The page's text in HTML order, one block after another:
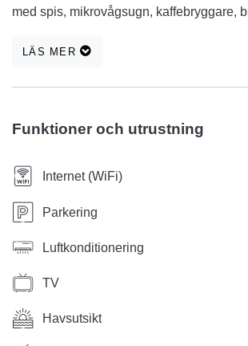
med spis, mikrovågsugn, kaffebryggare,
kilometer cykel- och trimspår, rik natur
LÄS MER
Funktioner och utrustning
Internet (WiFi)
Parkering
Luftkonditionering
TV
Havsutsikt